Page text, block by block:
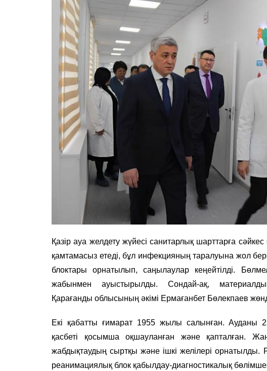
Қазір ауа желдету жүйесі санитарлық шарттарға
қамтамасыз етеді, бұл инфекцияның таралуына жол
блоктары орнатылып, саңылаулар кеңейтілді.
жабынмен ауыстырылды. Сондай-ақ,
Қарағанды облысының әкімі Ермағанбет Бөлекпаев
Екі қабатты ғимарат 1955 жылы салынған. Ауданы
қасбеті қосымша оқшауланған және қапталған.
жабдықтаудың сыртқы және ішкі желілері орнатылды.
реанимациялық блок қабылдау-диагностикалық